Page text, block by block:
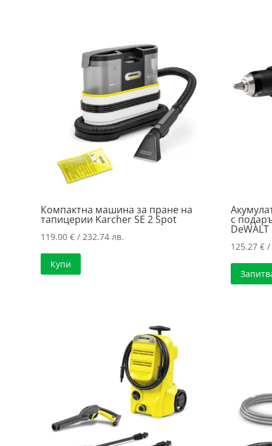
Компактна машина за пране на
тапицерии Karcher SE 2 Spot
119.00€ / 232.74 лв.
Купи
с
125.27 €/